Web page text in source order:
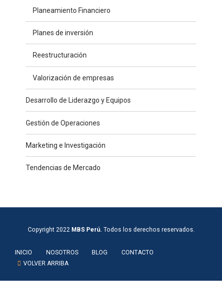
Planeamiento Financiero
Planes de inversión
Reestructuración
Valorización de empresas
Desarrollo de Liderazgo y Equipos
Gestión de Operaciones
Marketing e Investigación
Tendencias de Mercado
Copyright 2022 MBS Perú. Todos los derechos reservados.
INICIO NOSOTROS BLOG
CONTACTO
VOLVER ARRIBA